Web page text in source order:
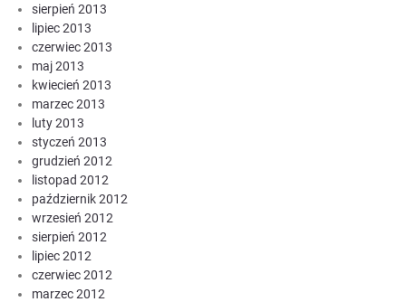
sierpień 2013
lipiec 2013
czerwiec 2013
maj 2013
kwiecień 2013
marzec 2013
luty 2013
styczeń 2013
grudzień 2012
listopad 2012
październik 2012
wrzesień 2012
sierpień 2012
lipiec 2012
czerwiec 2012
marzec 2012